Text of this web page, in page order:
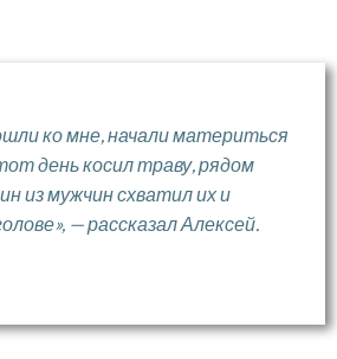
ко мне, начали материться
день косил траву, рядом
из мужчин схватил их и
— рассказал Алексей.